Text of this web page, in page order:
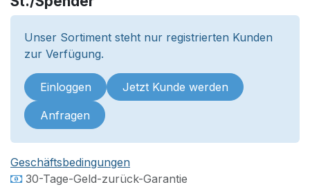
Unser Sortiment steht nur registrierten Kunden
zur Verfügung.
Einloggen Jetzt Kunde werden
Anfragen
Geschäftsbedingungen
30-Tage-Geld-zurück-Garantie